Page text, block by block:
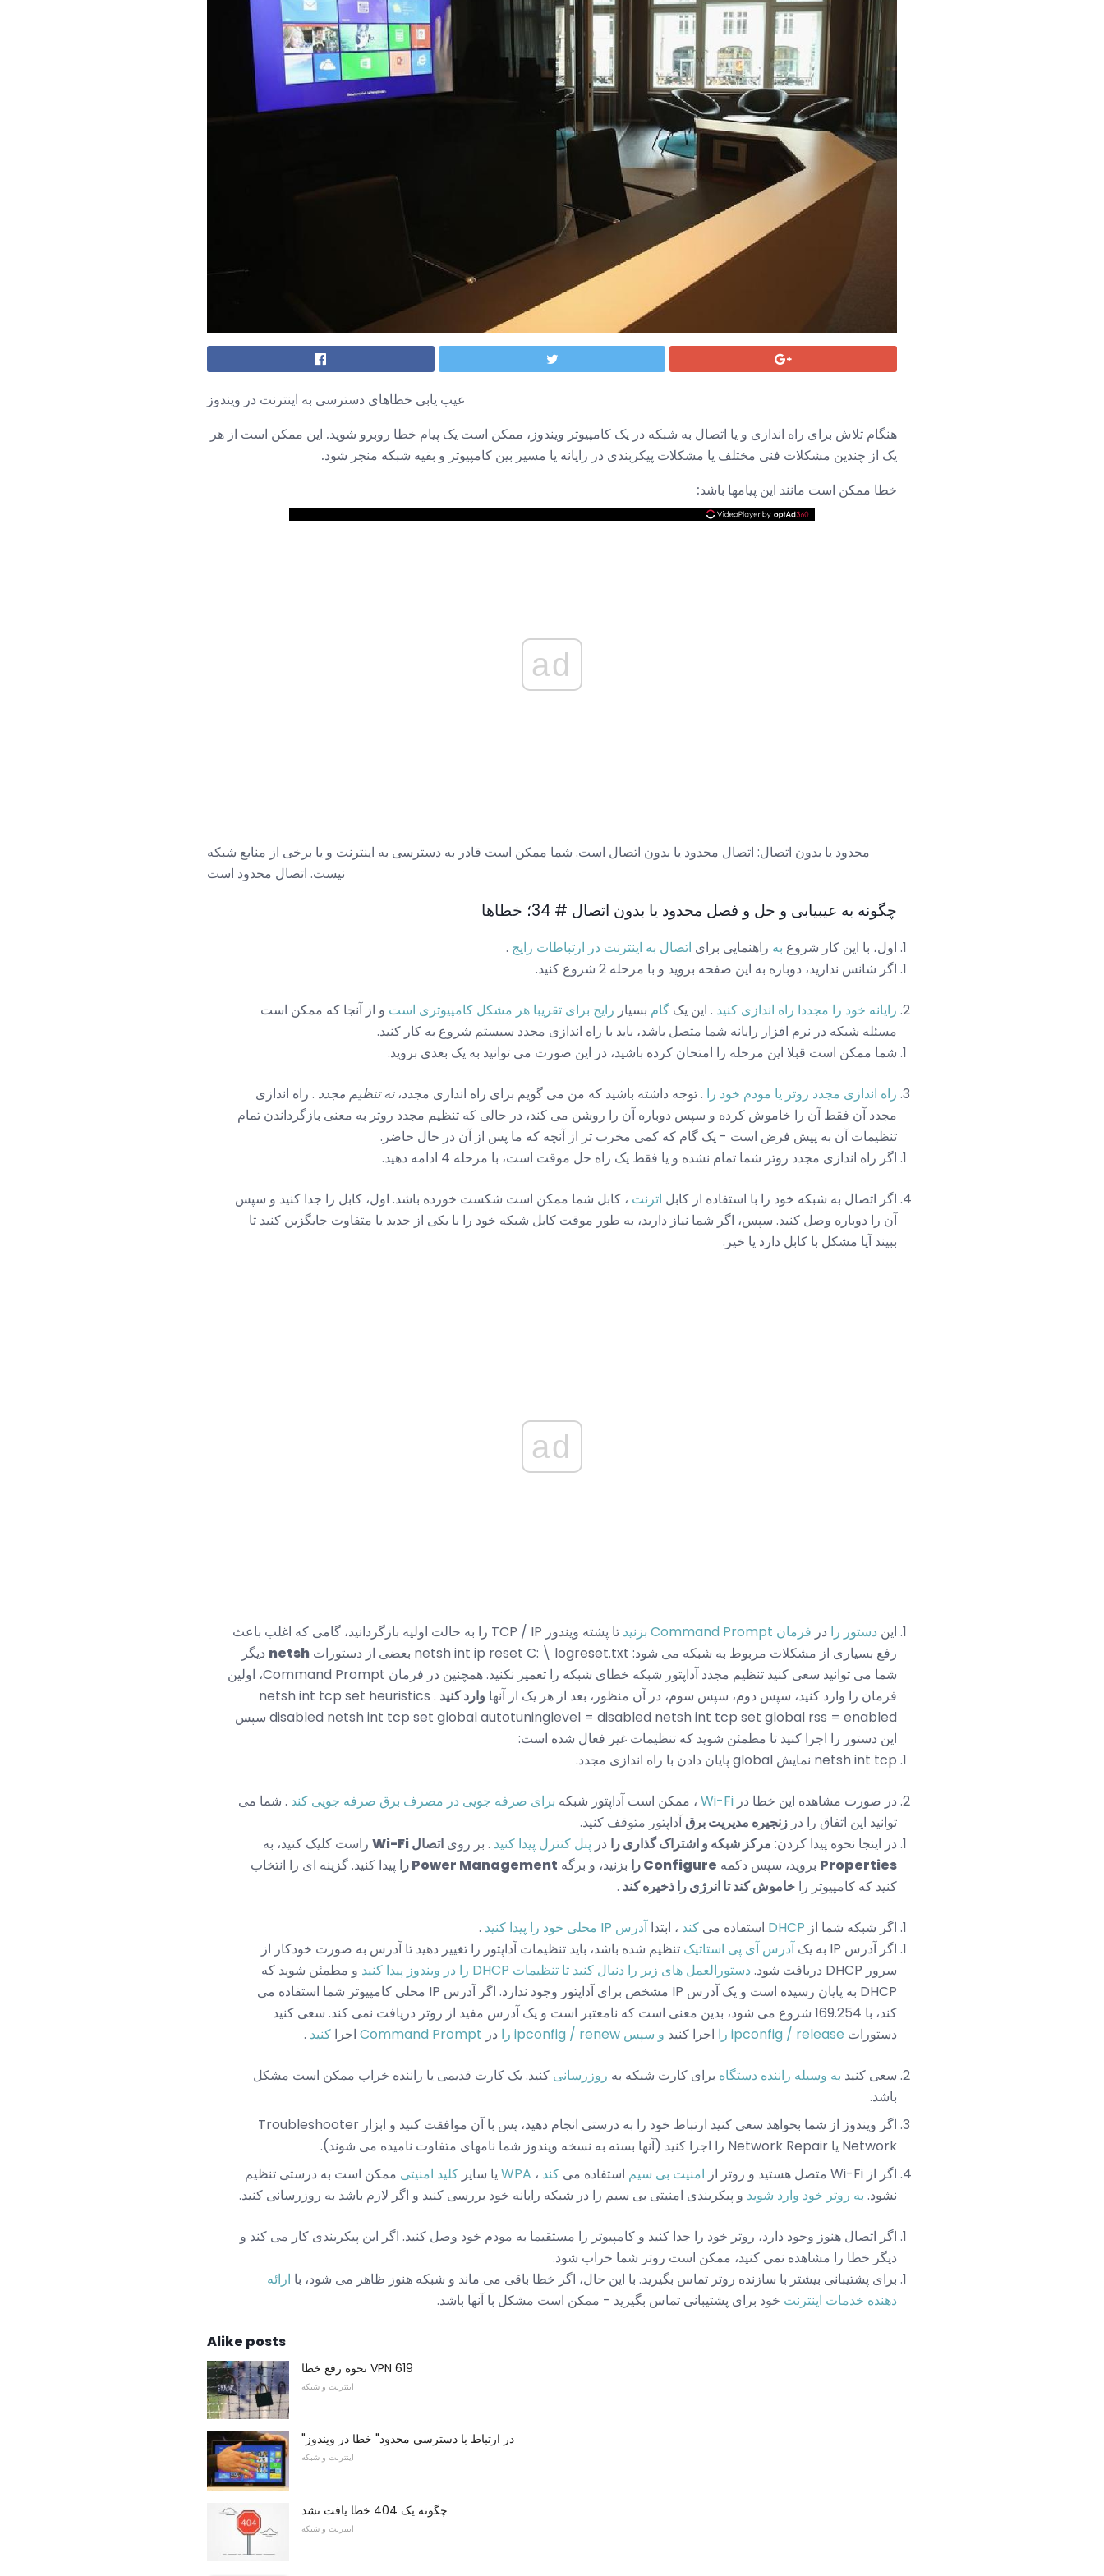
عیب یابی خطاهای دسترسی به اینترنت در ویندوز
هنگام تلاش برای راه اندازی و یا اتصال به شبکه در یک کامپیوتر ویندوز، ممکن است یک پیام خطا روبرو شوید. این ممکن است از هر
یک از چندین مشکلات فنی مختلف یا مشکلات پیکربندی در رایانه یا مسیر بین کامپیوتر و بقیه شبکه منجر شود.
خطا ممکن است مانند این پیامها باشد:
ad
محدود یا بدون اتصال: اتصال محدود یا بدون اتصال است. شما ممکن است قادر به دسترسی به اینترنت و یا برخی از منابع شبکه
نیست. اتصال محدود است
چگونه به عیبیابی و حل و فصل محدود یا بدون اتصال # 34؛ خطاها
اول، با این کار شروع به راهنمایی برای اتصال به اینترنت در ارتباطات رایج .
اگر شانس ندارید، دوباره به این صفحه بروید و با مرحله 2 شروع کنید.
رایانه خود را مجددا راه اندازی کنید . این یک گام بسیار رایج برای تقریبا هر مشکل کامپیوتری است و از آنجا که ممکن است
مسئله شبکه در نرم افزار رایانه شما متصل باشد، باید با راه اندازی مجدد سیستم شروع به کار کنید.
شما ممکن است قبلا این مرحله را امتحان کرده باشید، در این صورت می توانید به یک بعدی بروید.
راه اندازی مجدد روتر یا مودم خود را . توجه داشته باشید که من می گویم برای راه اندازی مجدد،نه تنظیم مجدد . راه اندازی
مجدد آن فقط آن را خاموش کرده و سپس دوباره آن را روشن می کند، در حالی که تنظیم مجدد روتر به معنی بازگرداندن تمام
تنظیمات آن به پیش فرض است - یک گام که کمی مخرب تر از آنچه که ما پس از آن در حال حاضر.
اگر راه اندازی مجدد روتر شما تمام نشده و یا فقط یک راه حل موقت است، با مرحله 4 ادامه دهید.
اگر اتصال به شبکه خود را با استفاده از کابل اترنت ، کابل شما ممکن است شکست خورده باشد. اول، کابل را جدا کنید و سپس
آن را دوباره وصل کنید. سپس، اگر شما نیاز دارید، به طور موقت کابل شبکه خود را با یکی از جدید یا متفاوت جایگزین کنید تا
ببیند آیا مشکل با کابل دارد یا خیر.
ad
این دستور را در فرمان Command Prompt بزنید
تا پشته ویندوز TCP / IP را به حالت اولیه بازگردانید، گامی که اغلب باعث
رفع بسیاری از مشکلات مربوط به شبکه می شود: netsh int ip reset C: \ logreset.txt بعضی از دستورات
netsh دیگر
شما می توانید سعی کنید تنظیم مجدد آداپتور شبکه خطای شبکه را تعمیر نکنید. همچنین در فرمان Command Prompt، اولین
فرمان را وارد کنید، سپس دوم، سپس سوم، در آن منظور، بعد از هر یک از آنها وارد کنید . netsh int tcp set heuristics
disabled netsh int tcp set global autotuninglevel = disabled netsh int tcp set global rss = enabled سپس
این دستور را اجرا کنید تا مطمئن شوید که تنظیمات غیر فعال شده است:
netsh int tcp نمایش global پایان دادن با راه اندازی مجدد.
در صورت مشاهده این خطا در Wi-Fi ، ممکن است آداپتور شبکه برای صرفه جویی در مصرف برق صرفه جویی کند . شما می
توانید این اتفاق را در زنجیره مدیریت برقآداپتور متوقف کنید.
در اینجا نحوه پیدا کردن: مرکز شبکه و اشتراک گذاری را در پنل کنترل پیدا کنید . بر روی اتصال Wi-Fi
راست کلیک کنید، به
Properties بروید، سپس دکمه Configure را بزنید، و برگه Power Management را
پیدا کنید. گزینه ای را انتخاب
کنید که کامپیوتر را خاموش کند تا انرژی را ذخیره کند .
اگر شبکه شما از DHCP استفاده می کند ، ابتداآدرس IP محلی خود را پیدا کنید
.
اگر آدرس IP به یک
آدرس آی پی استاتیک تنظیم شده باشد، باید تنظیمات آداپتور را تغییر دهید تا آدرس به صورت خودکار از
سرور DHCP دریافت شود.
دستورالعمل های زیر را دنبال کنید تا تنظیمات DHCP را در ویندوز پیدا کنید
و مطمئن شوید که
DHCP به پایان رسیده است و یک آدرس IP مشخص برای آداپتور وجود ندارد. اگر آدرس IP محلی کامپیوتر شما استفاده می
کند، با 169.254 شروع می شود، بدین معنی است که نامعتبر است و یک آدرس مفید از روتر دریافت نمی کند. سعی کنید
دستورات ipconfig / release را اجرا کنید و سپس ipconfig / renew را در Command Prompt اجرا کنید .
سعی کنید به وسیله راننده دستگاه برای کارت شبکه به روزرسانی کنید. یک کارت قدیمی یا راننده خراب ممکن است مشکل
باشد.
اگر ویندوز از شما بخواهد سعی کنید ارتباط خود را به درستی انجام دهید، پس با آن موافقت کنید و ابزار Troubleshooter
Network یا Network Repair را اجرا کنید (آنها بسته به نسخه ویندوز شما نامهای متفاوت نامیده می شوند).
اگر از Wi-Fi متصل هستید و روتر از
امنیت بی سیم استفاده می کند ، WPA یا سایر کلید امنیتی ممکن است به درستی تنظیم
نشود. به روتر خود وارد شوید و پیکربندی امنیتی بی سیم را در شبکه رایانه خود بررسی کنید و اگر لازم باشد به روزرسانی کنید.
اگر اتصال هنوز وجود دارد، روتر خود را جدا کنید و کامپیوتر را مستقیما به مودم خود وصل کنید. اگر این پیکربندی کار می کند و
دیگر خطا را مشاهده نمی کنید، ممکن است روتر شما خراب شود.
برای پشتیبانی بیشتر با سازنده روتر تماس بگیرید. با این حال، اگر خطا باقی می ماند و شبکه هنوز ظاهر می شود، با ارائه
دهنده خدمات اینترنت خود برای پشتیبانی تماس بگیرید - ممکن است مشکل با آنها باشد.
Alike posts
نحوه رفع خطا VPN 619
اینترنت و شبکه
"در ارتباط با دسترسی محدود" خطا در ویندوز
اینترنت و شبکه
چگونه یک 404 خطا یافت نشد
اینترنت و شبکه